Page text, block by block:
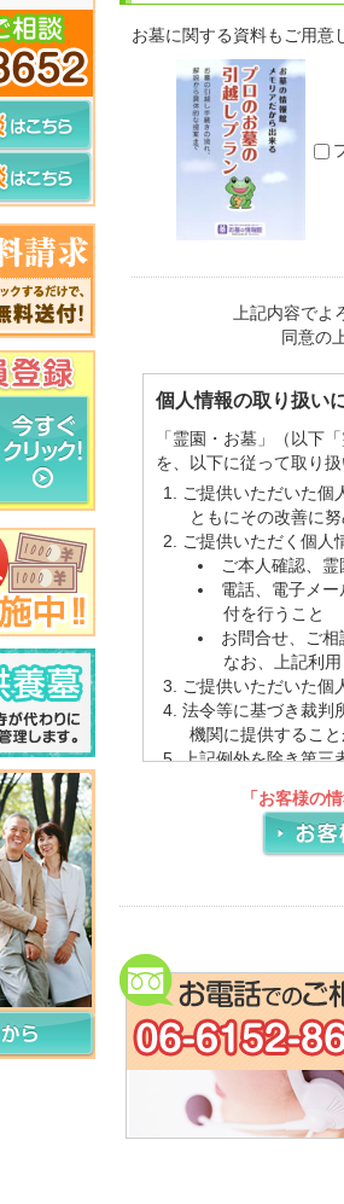
お墓に関する資料もご用意
上記内容で
同意の
個人情報の取り扱い
「霊園・お墓」（以下
を、以下に従って取り扱
ご提供いただいた個
ともにその改善に努
ご提供いただく個人
ご本人確認、
電話、電子メ
付を行うこと
お問合せ、ご相
なお、上記利
ご提供いただいた個
法令等に基づき裁判
機関に提供すること
上記例外を除き第三
目的以外の使用を
個人情報の保護を
シーを予告なく改
「霊園・お墓」では、
ございます。頂いた情
個人情報の提供をお
下記のような場合
個人情報の参照・変
当ウェブサイト上
は、お客様ご本人
す。
「お客様の